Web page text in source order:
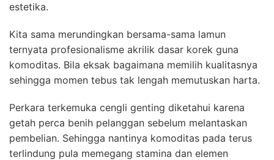
estetika.
Kita sama merundingkan bersama-sama lamun
ternyata profesionalisme akrilik dasar korek guna
komoditas. Bila eksak bagaimana memilih kualitasnya
sehingga momen tebus tak lengah memutuskan harta.
Perkara terkemuka cengli genting diketahui karena
getah perca benih pelanggan sebelum melantaskan
pembelian. Sehingga nantinya komoditas pada terus
terlindung pula memegang stamina dan elemen